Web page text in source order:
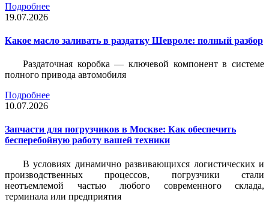
Подробнее
19.07.2026
Какое масло заливать в раздатку Шевроле: полный разбор
Раздаточная коробка — ключевой компонент в системе
полного привода автомобиля
Подробнее
10.07.2026
Запчасти для погрузчиков в Москве: Как обеспечить
бесперебойную работу вашей техники
В условиях динамично развивающихся логистических и
производственных процессов, погрузчики стали
неотъемлемой частью любого современного склада,
терминала или предприятия